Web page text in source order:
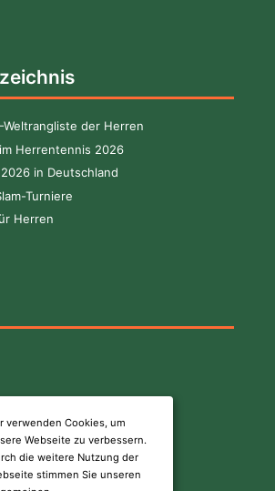
Weltrangliste der Herren
Herrentennis 2026
in Deutschland
Turniere
Herren
verwenden Cookies, um
Webseite zu verbessern.
die weitere Nutzung der
stimmen Sie unseren